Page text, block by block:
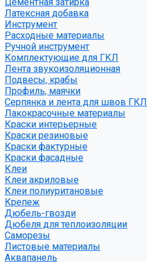
Латексная добавка
Инструмент
Расходные материалы
Ручной инструмент
Комплектующие для ГКЛ
Лента звукоизоляционная
Подвесы, крабы
Профиль, маячки
Серпянка и лента для швов ГКЛ
Лакокрасочные материалы
Краски интерьерные
Краски резиновые
Краски фактурные
Краски фасадные
Клеи
Клеи акриловые
Клеи полиуритановые
Крепеж
Дюбель-гвозди
Дюбеля для теплоизоляции
Саморезы
Листовые материалы
Аквапанель